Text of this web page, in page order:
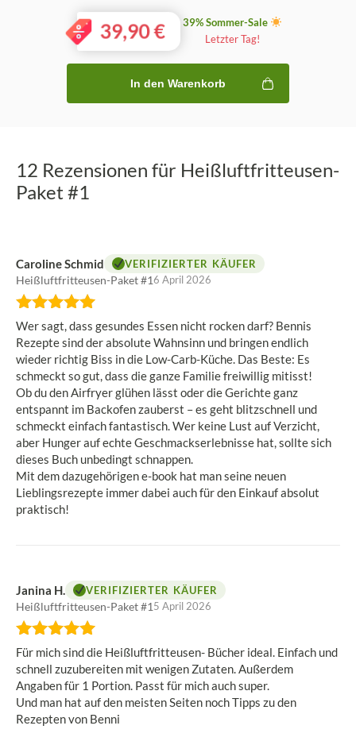
39,90€
39% Sommer-Sale
Letzter Tag!
In den Warenkorb
12 Rezensionen für Heißluftfritteusen-
Paket #1
Caroline Schmid VERIFIZIERTER KÄUFER
Heißluftfritteusen-Paket #16 April 2026
Bewertung:
5
von
5
Sternen
Wer sagt, dass gesundes Essen nicht rocken darf? Bennis
Rezepte sind der absolute Wahnsinn und bringen endlich
wieder richtig Biss in die Low-Carb-Küche. Das Beste: Es
schmeckt so gut, dass die ganze Familie freiwillig mitisst!
Ob du den Airfryer glühen lässt oder die Gerichte ganz
entspannt im Backofen zauberst – es geht blitzschnell und
schmeckt einfach fantastisch. Wer keine Lust auf Verzicht,
aber Hunger auf echte Geschmackserlebnisse hat, sollte sich
dieses Buch unbedingt schnappen.
Mit dem dazugehörigen e-book hat man seine neuen
Lieblingsrezepte immer dabei auch für den Einkauf absolut
praktisch!
Janina H. VERIFIZIERTER KÄUFER
Heißluftfritteusen-Paket #15 April 2026
Bewertung:
5
von
5
Sternen
Für mich sind die Heißluftfritteusen- Bücher ideal. Einfach und
schnell zuzubereiten mit wenigen Zutaten. Außerdem
Angaben für 1 Portion. Passt für mich auch super.
Und man hat auf den meisten Seiten noch Tipps zu den
Rezepten von Benni